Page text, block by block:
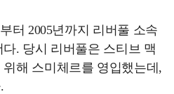
터 2005년까지 리버풀 소속
. 당시 리버풀은 스티브 맥
해 스미체르를 영입했는데,